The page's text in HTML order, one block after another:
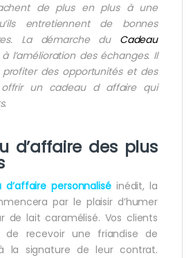
de plus en plus à une
entretiennent de bonnes
La démarche du Cadeau
l’amélioration des échanges. Il
des opportunités et des
un cadeau d affaire qui
d’affaire des plus
d’affaire personnalisé inédit, la
par le plaisir d’humer
de lait caramélisé. Vos clients
de recevoir une friandise de
la signature de leur contrat.